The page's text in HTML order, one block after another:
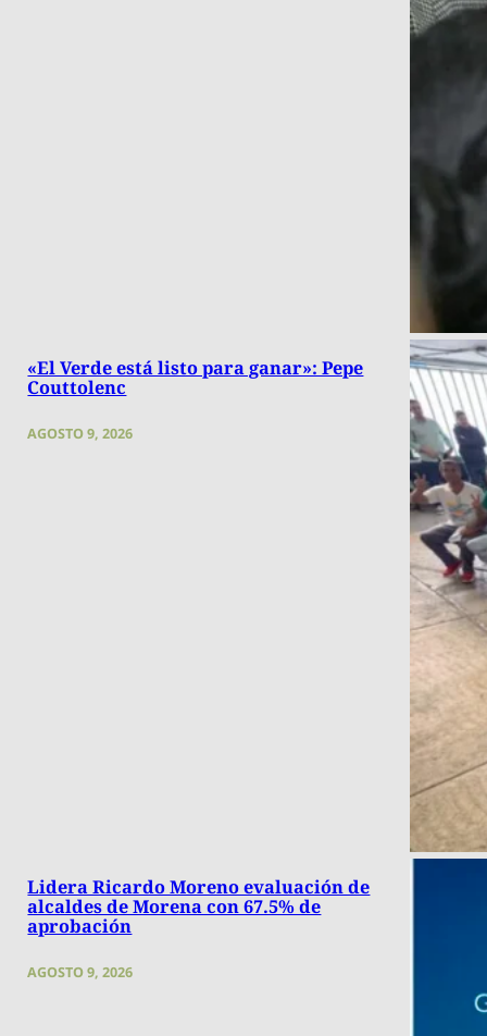
«El Verde está listo para ganar»: Pepe
Couttolenc
AGOSTO 9, 2026
Lidera Ricardo Moreno evaluación de
alcaldes de Morena con 67.5% de
aprobación
AGOSTO 9, 2026